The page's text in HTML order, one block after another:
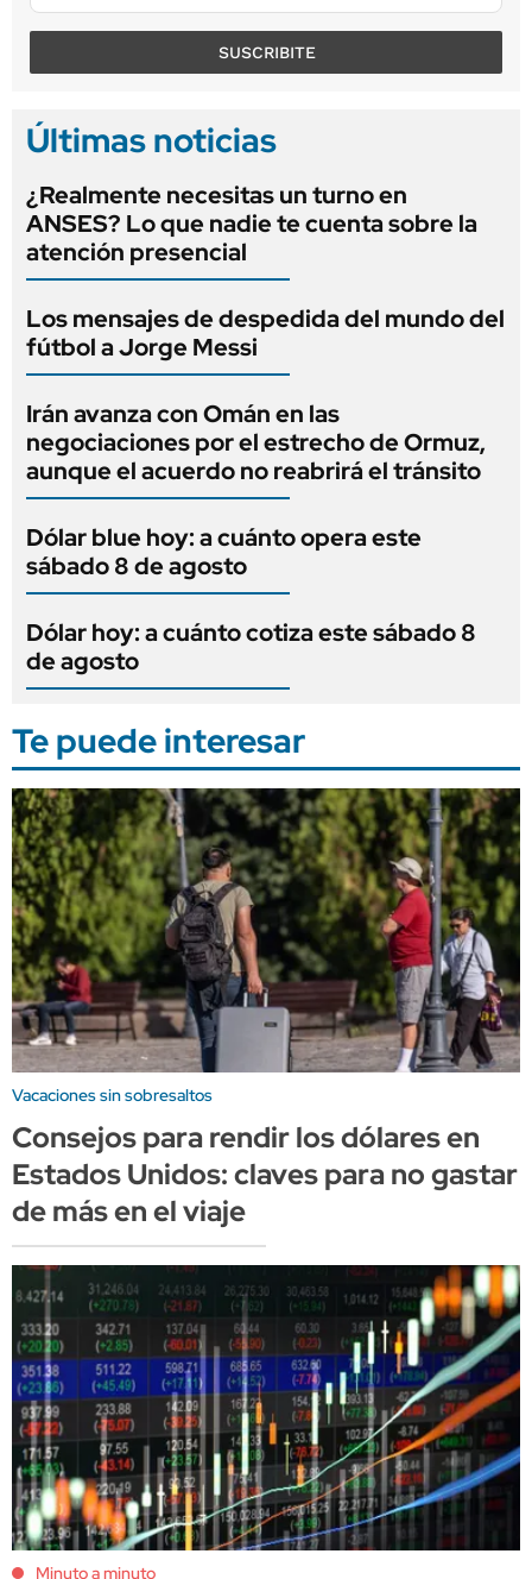
SUSCRIBITE
Últimas noticias
¿Realmente necesitas un turno en
ANSES? Lo que nadie te cuenta sobre la
atención presencial
Los mensajes de despedida del mundo del
fútbol a Jorge Messi
Irán avanza con Omán en las
negociaciones por el estrecho de Ormuz,
aunque el acuerdo no reabrirá el tránsito
Dólar blue hoy: a cuánto opera este
sábado 8 de agosto
Dólar hoy: a cuánto cotiza este sábado 8
de agosto
Te puede interesar
Vacaciones sin sobresaltos
Consejos para rendir los dólares en
Estados Unidos: claves para no gastar
de más en el viaje
Minuto a minuto